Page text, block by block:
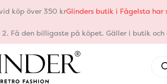
köp över 350 krGlinders butik i Fågelsta
Få den billigaste på köpet. Gäller i butik och